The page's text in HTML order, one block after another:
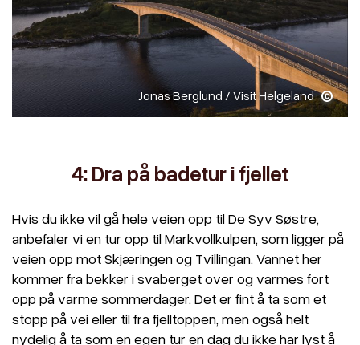
Jonas Berglund / Visit Helgeland
4: Dra på badetur i fjellet
Hvis du ikke vil gå hele veien opp til De Syv Søstre,
anbefaler vi en tur opp til Markvollkulpen, som ligger på
veien opp mot Skjæringen og Tvillingan. Vannet her
kommer fra bekker i svaberget over og varmes fort
opp på varme sommerdager. Det er fint å ta som et
stopp på vei eller til fra fjelltoppen, men også helt
nydelig å ta som en egen tur en dag du ikke har lyst å